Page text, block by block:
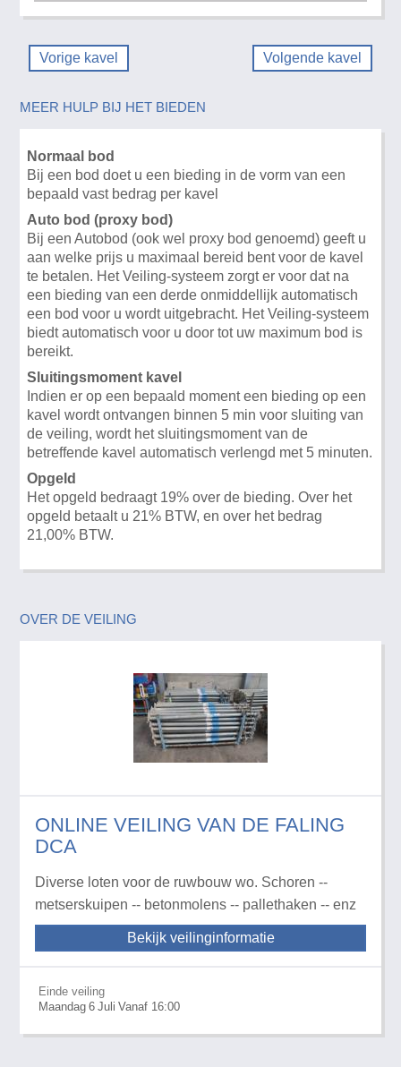
Vorige kavel Volgende kavel
MEER HULP BIJ HET BIEDEN
Normaal bod
Bij een bod doet u een bieding in de vorm van een
bepaald vast bedrag per kavel
Auto bod (proxy bod)
Bij een Autobod (ook wel proxy bod genoemd) geeft u
aan welke prijs u maximaal bereid bent voor de kavel
te betalen. Het Veiling-systeem zorgt er voor dat na
een bieding van een derde onmiddellijk automatisch
een bod voor u wordt uitgebracht. Het Veiling-systeem
biedt automatisch voor u door tot uw maximum bod is
bereikt.
Sluitingsmoment kavel
Indien er op een bepaald moment een bieding op een
kavel wordt ontvangen binnen 5 min voor sluiting van
de veiling, wordt het sluitingsmoment van de
betreffende kavel automatisch verlengd met 5 minuten.
Opgeld
Het opgeld bedraagt 19% over de bieding. Over het
opgeld betaalt u 21% BTW, en over het bedrag
21,00% BTW.
OVER DE VEILING
ONLINE VEILING VAN DE FALING
DCA
Diverse loten voor de ruwbouw wo. Schoren --
metserskuipen -- betonmolens -- pallethaken -- enz
Bekijk veilinginformatie
Einde veiling
Maandag 6 Juli Vanaf 16:00